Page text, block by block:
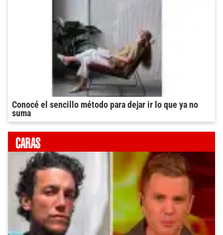
Conocé el sencillo método para dejar ir lo que ya no
suma